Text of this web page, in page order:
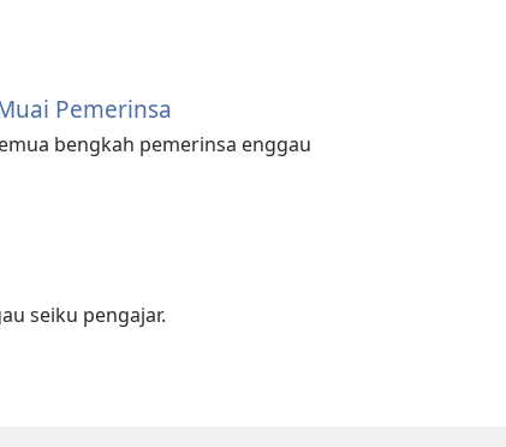
Pemerinsa
bengkah pemerinsa enggau
seiku pengajar.